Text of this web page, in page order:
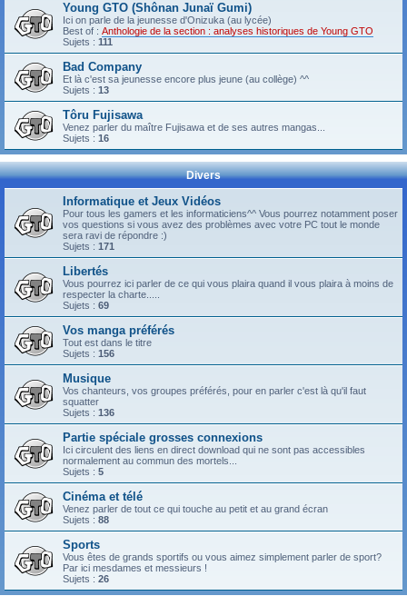
Young GTO (Shônan Junaï Gumi)
Ici on parle de la jeunesse d'Onizuka (au lycée)
Best of : Anthologie de la section : analyses historiques de Young GTO
Sujets : 111
Bad Company
Et là c'est sa jeunesse encore plus jeune (au collège) ^^
Sujets : 13
Tôru Fujisawa
Venez parler du maître Fujisawa et de ses autres mangas...
Sujets : 16
Divers
Informatique et Jeux Vidéos
Pour tous les gamers et les informaticiens^^ Vous pourrez notamment poser
vos questions si vous avez des problèmes avec votre PC tout le monde
sera ravi de répondre :)
Sujets : 171
Libertés
Vous pourrez ici parler de ce qui vous plaira quand il vous plaira à moins de
respecter la charte.....
Sujets : 69
Vos manga préférés
Tout est dans le titre
Sujets : 156
Musique
Vos chanteurs, vos groupes préférés, pour en parler c'est là qu'il faut
squatter
Sujets : 136
Partie spéciale grosses connexions
Ici circulent des liens en direct download qui ne sont pas accessibles
normalement au commun des mortels...
Sujets : 5
Cinéma et télé
Venez parler de tout ce qui touche au petit et au grand écran
Sujets : 88
Sports
Vous êtes de grands sportifs ou vous aimez simplement parler de sport?
Par ici mesdames et messieurs !
Sujets : 26